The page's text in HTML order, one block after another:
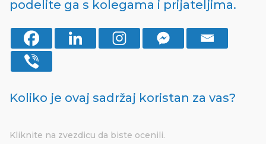
podelite ga s kolegama i prijateljima.
Koliko je ovaj sadržaj koristan za vas?
Kliknite na zvezdicu da biste ocenili.